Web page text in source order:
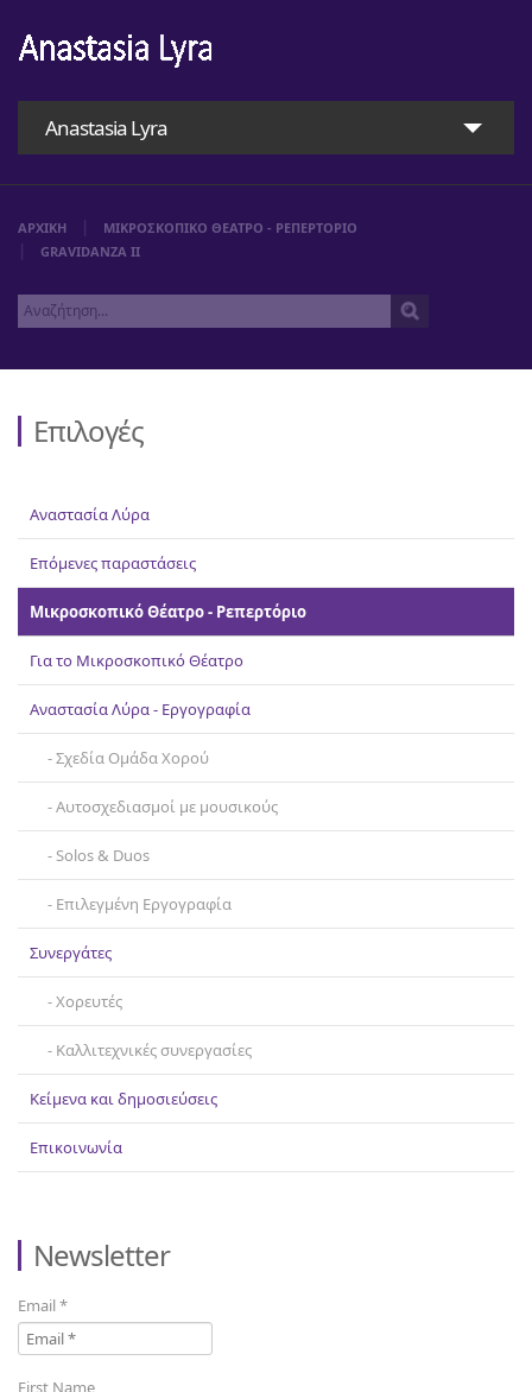
Anastasia Lyra
Αρχική
Αναστασία Λύρα
Επικοινωνία
ΑΡΧΙΚΗ
ΜΙΚΡΟΣΚΟΠΙΚΟ ΘΕΑΤΡΟ - ΡΕΠΕΡΤΟΡΙΟ
GRAVIDANZA ΙΙ
Επιλογές
Αναστασία Λύρα
Επόμενες παραστάσεις
Μικροσκοπικό Θέατρο - Ρεπερτόριο
Για το Μικροσκοπικό Θέατρο
Αναστασία Λύρα - Εργογραφία
Σχεδία Ομάδα Χορού
Αυτοσχεδιασμοί με μουσικούς
Solos & Duos
Επιλεγμένη Εργογραφία
Συνεργάτες
Χορευτές
Καλλιτεχνικές συνεργασίες
Κείμενα και δημοσιεύσεις
Επικοινωνία
Newsletter
Email*
First Name